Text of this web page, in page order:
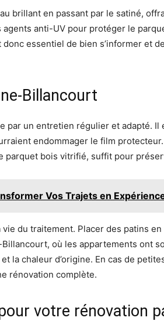
brillant en passant par le satiné,
anti-UV pour protéger le
essentiel de bien s’informer et
Billancourt
par un entretien régulier et adapté. Il
endommager le film
bois vitrifié, suffit pour
Vos Trajets en
du traitement. Placer des patins
où les appartements ont
la chaleur d’origine. En cas de
rénovation complète.
votre rénovation